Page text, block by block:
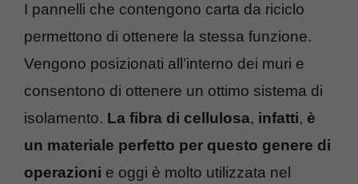
I pannelli che contengono carta da riciclo
permettono di ottenere la stessa funzione.
Vengono posizionati all’interno dei muri e
consentono di ottenere un ottimo sistema di
isolamento. La fibra di cellulosa, infatti, è
un materiale perfetto per questo genere di
operazioni e oggi è molto utilizzata nel